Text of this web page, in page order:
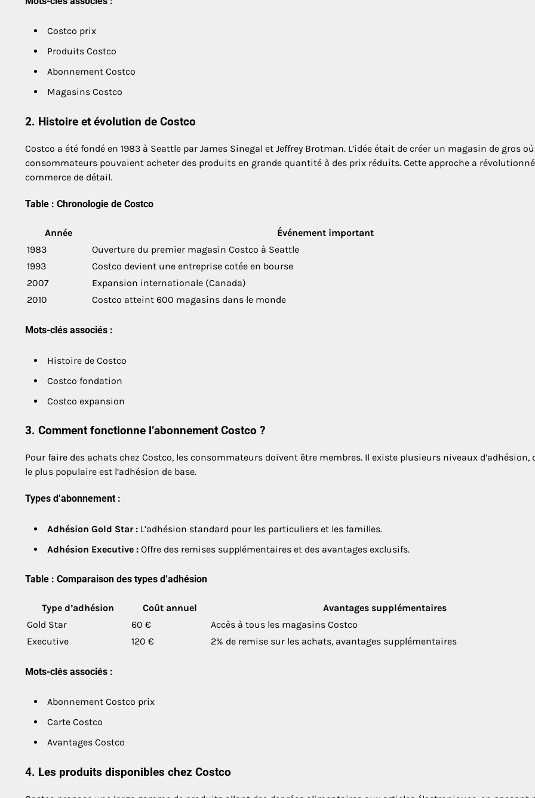
Costco prix
Produits Costco
Abonnement Costco
Magasins Costco
2. Histoire et évolution de Costco
Costco a été fondé en 1983 à Seattle par James Sinegal et Jeffrey Brotman. L’idée était de créer un magasin de gros
consommateurs pouvaient acheter des produits en grande quantité à des prix réduits. Cette approche a
commerce de détail.
Table : Chronologie de Costco
Année
Événement important
1983
Ouverture du premier magasin Costco à Seattle
1993
Costco devient une entreprise cotée en bourse
2007
Expansion internationale (Canada)
2010
Costco atteint 600 magasins dans le monde
Mots-clés associés :
Histoire de Costco
Costco fondation
Costco expansion
3. Comment fonctionne l’abonnement Costco ?
Pour faire des achats chez Costco, les consommateurs doivent être membres. Il existe plusieurs niveaux d’adhésion,
le plus populaire est l’adhésion de base.
Types d’abonnement :
Adhésion Gold Star : L’adhésion standard pour les particuliers et les familles.
Adhésion Executive : Offre des remises supplémentaires et des avantages exclusifs.
Table : Comparaison des types d’adhésion
Type d’adhésion Coût annuel
Avantages supplémentaires
Gold Star
60 €
Accès à tous les magasins Costco
Executive
120 € 2% de remise sur les achats, avantages supplémentaires
Mots-clés associés :
Abonnement Costco prix
Carte Costco
Avantages Costco
4. Les produits disponibles chez Costco